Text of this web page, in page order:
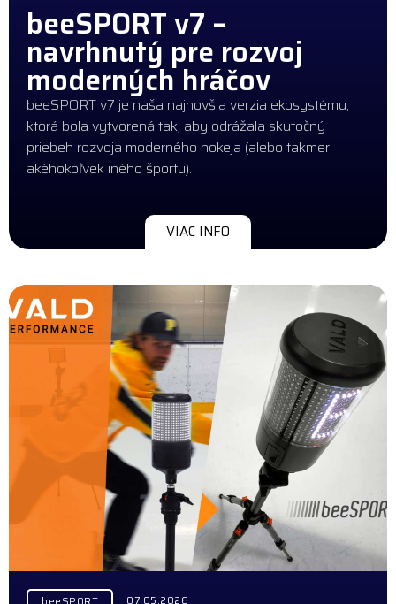
beeSPORT v7 –
navrhnutý pre rozvoj
moderných hráčov
beeSPORT v7 je naša najnovšia verzia ekosystému,
ktorá bola vytvorená tak, aby odrážala skutočný
priebeh rozvoja moderného hokeja (alebo takmer
akéhokoľvek iného športu).
VIAC INFO
07.05.2026